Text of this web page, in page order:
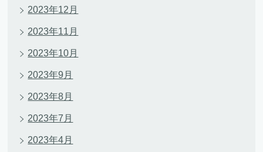
2023年12月
2023年11月
2023年10月
2023年9月
2023年8月
2023年7月
2023年4月